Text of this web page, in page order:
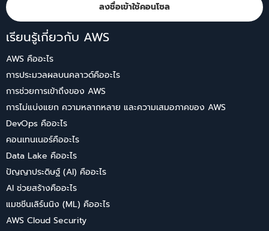
ลงชื่อเข้าใช้คอนโซล
เรียนรู้เกี่ยวกับ AWS
AWS คืออะไร
การประมวลผลบนคลาวด์คืออะไร
การช่วยการเข้าถึงของ AWS
การไม่แบ่งแยก ความหลากหลาย และความเสมอภาคของ AWS
DevOps คืออะไร
คอนเทนเนอร์คืออะไร
Data Lake คืออะไร
ปัญญาประดิษฐ์ (AI) คืออะไร
AI ช่วยสร้างคืออะไร
แมชชีนเลิร์นนิง (ML) คืออะไร
AWS Cloud Security